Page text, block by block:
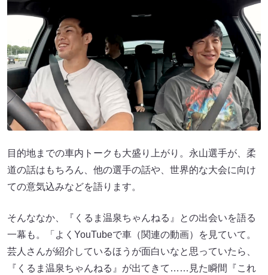
目的地までの車内トークも大盛り上がり。永山選手が、柔
道の話はもちろん、他の選手の話や、世界的な大会に向け
ての意気込みなどを語ります。
そんななか、『くるま温泉ちゃんねる』との出会いを語る
一幕も。「よくYouTubeで車（関連の動画）を見ていて。
芸人さんが紹介しているほうが面白いなと思っていたら、
『くるま温泉ちゃんねる』が出てきて……見た瞬間『これ